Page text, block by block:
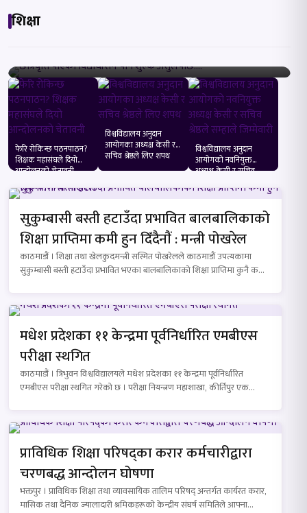
शिक्षा
फेरि रोकिन्छ पठनपाठन?
शिक्षक महासंघले दियो
आन्दोलनको चेतावनी
विश्वविद्यालय अनुदान
आयोगका अध्यक्ष केसी र
सचिव श्रेष्ठले लिए शपथ
विश्वविद्यालय अनुदान
आयोगको नवनियुक्त
अध्यक्ष केसी र सचिव
सुकुम्बासी बस्ती हटाउँदा प्रभावित बालबालिकाको
शिक्षा प्राप्तिमा कमी हुन दिँदैनाैं : मन्त्री पोखरेल
काठमाडौं । शिक्षा तथा खेलकुदमन्त्री सस्मित पोखरेलले काठमाडौं उपत्यकामा
सुकुम्बासी बस्ती हटाउँदा प्रभावित भएका बालबालिकाको शिक्षा प्राप्तिमा कुनै कमी
मधेश प्रदेशका ११ केन्द्रमा पूर्वनिर्धारित एमबीएस
परीक्षा स्थगित
काठमाडौं । त्रिभुवन विश्वविद्यालयले मधेश प्रदेशका ११ केन्द्रमा पूर्वनिर्धारित
एमबीएस परीक्षा स्थगित गरेको छ । परीक्षा नियन्त्रण महाशाखा, कीर्तिपुर एक…
प्राविधिक शिक्षा परिषद्का करार कर्मचारीद्वारा
चरणबद्ध आन्दोलन घोषणा
भक्तपुर । प्राविधिक शिक्षा तथा व्यावसायिक तालिम परिषद् अन्तर्गत कार्यरत करार,
मासिक तथा दैनिक ज्यालादारी श्रमिकहरूको केन्द्रीय संघर्ष समितिले आफ्ना…